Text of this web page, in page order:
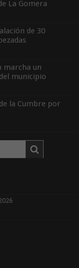
La Gomera
de 30
marcha un
municipio
la Cumbre por